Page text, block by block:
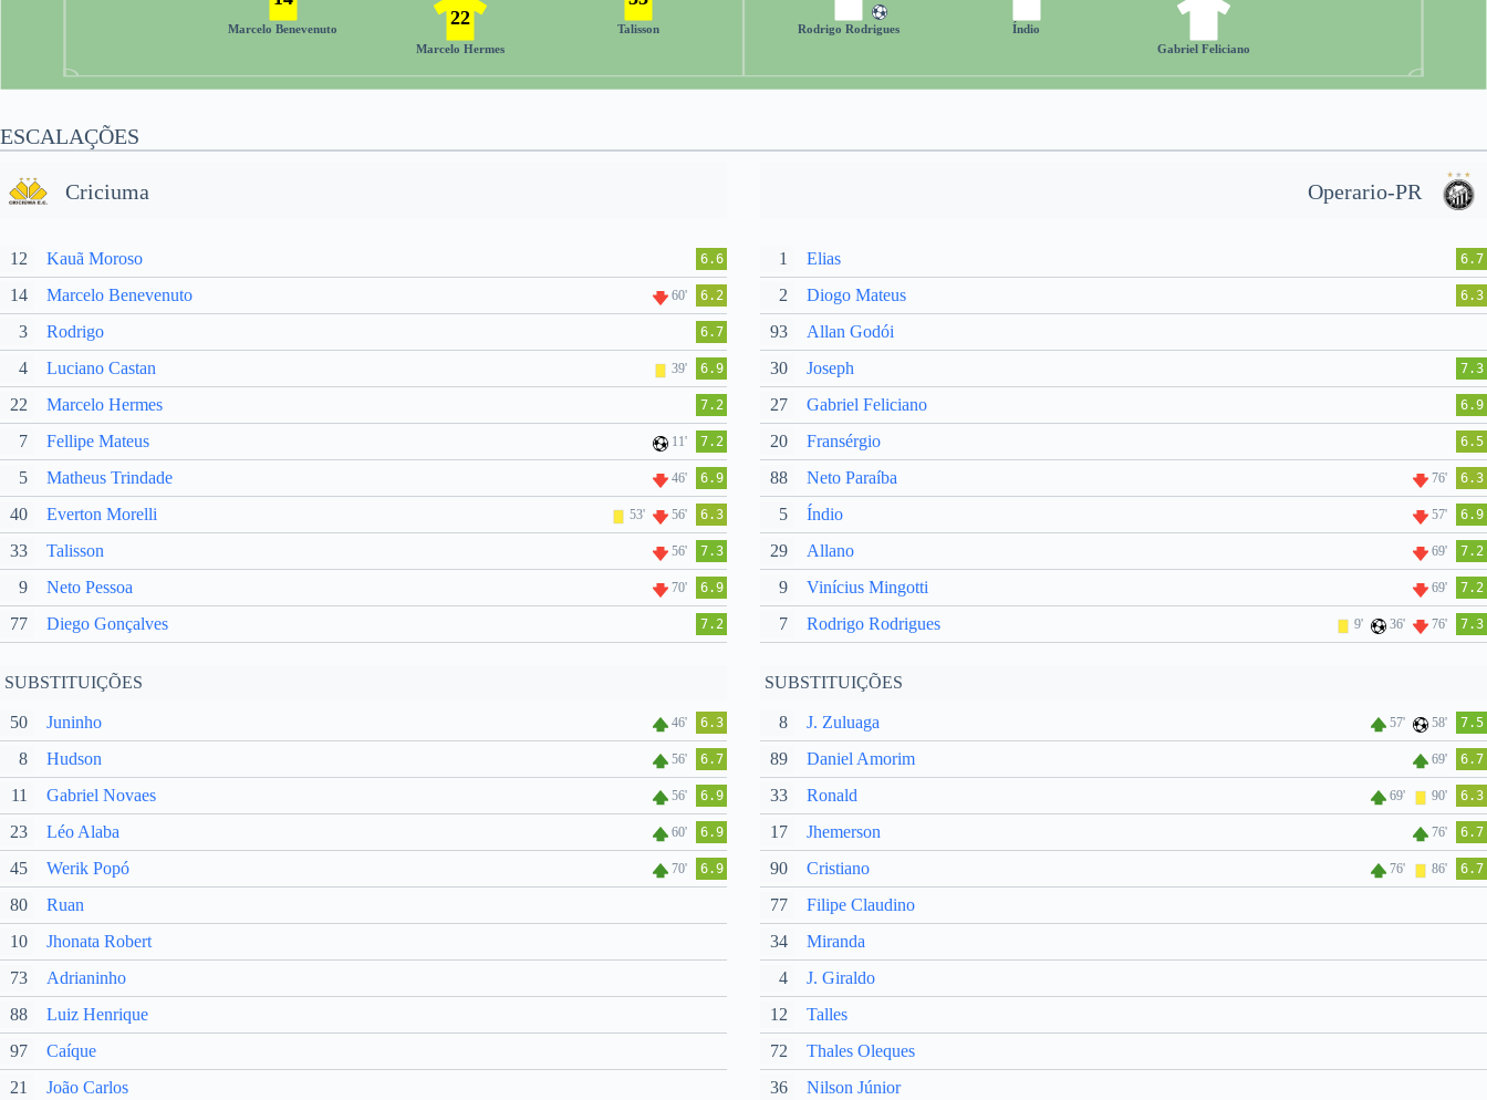
Marcelo Benevenuto 22
Marcelo Hermes
Talisson
Gabriel Feliciano
Índio
Rodrigo Rodrigues
ESCALAÇÕES
Criciuma
12 Kauã Moroso 6.6
14 Marcelo Benevenuto 60' 6.2
3 Rodrigo 6.7
4 Luciano Castan 39' 6.9
22 Marcelo Hermes 7.2
7 Fellipe Mateus 11' 7.2
5 Matheus Trindade 46' 6.9
40 Everton Morelli 53' 56' 6.3
33 Talisson 56' 7.3
9 Neto Pessoa 70' 6.9
77 Diego Gonçalves 7.2
SUBSTITUIÇÕES
50 Juninho 46' 6.3
8 Hudson 56' 6.7
11 Gabriel Novaes 56' 6.9
23 Léo Alaba 60' 6.9
45 Werik Popó 70' 6.9
80
Ruan
10
Jhonata Robert
73
Adrianinho
88
Luiz Henrique
97
Caíque
21
João Carlos
Operario-PR
1 Elias 6.7
2 Diogo Mateus 6.3
93
Allan Godói
30
Joseph 7.3
27 Gabriel Feliciano 6.9
20 Fransérgio 6.5
88 Neto Paraíba 76' 6.3
5 Índio 57' 6.9
29 Allano 69' 7.2
9 Vinícius Mingotti 69' 7.2
7 Rodrigo Rodrigues 9' 36' 76' 7.3
SUBSTITUIÇÕES
8 J. Zuluaga 57' 58' 7.5
89 Daniel Amorim 69' 6.7
33 Ronald 69' 90' 6.3
17 Jhemerson 76' 6.7
90 Cristiano 76' 86' 6.7
77
Filipe Claudino
34
Miranda
4
J. Giraldo
12
Talles
72
Thales Oleques
36
Nilson Júnior